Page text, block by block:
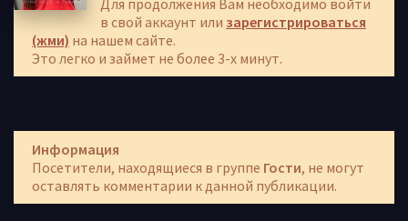
Для продолжения Вам необходимо войти
в свой аккаунт или зарегистрироваться
(жми) на нашем сайте.
Это легко и займет не более 3-х минут.
Информация
Посетители, находящиеся в группе Гости, не могут
оставлять комментарии к данной публикации.